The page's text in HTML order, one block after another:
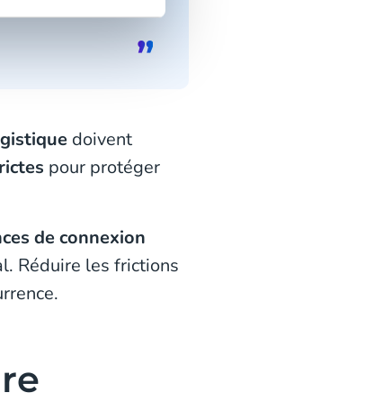
doivent
pour protéger
de connexion
Réduire les frictions